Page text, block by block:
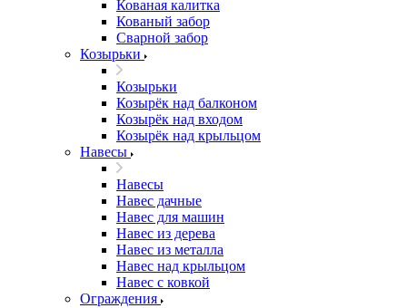
Кованая калитка
Кованый забор
Сварной забор
Козырьки
Козырьки
Козырёк над балконом
Козырёк над входом
Козырёк над крыльцом
Навесы
Навесы
Навес дачные
Навес для машин
Навес из дерева
Навес из металла
Навес над крыльцом
Навес с ковкой
Ограждения